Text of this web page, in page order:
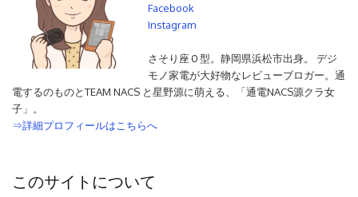
Facebook
Instagram
さそり座Ｏ型。静岡県浜松市出身。 デジ
モノ家電が大好物なレビューブロガー。通
電するのものとTEAM NACS と星野源に萌える、「通電NACS源クラ女
子」。
⇒詳細プロフィールはこちらへ
このサイトについて